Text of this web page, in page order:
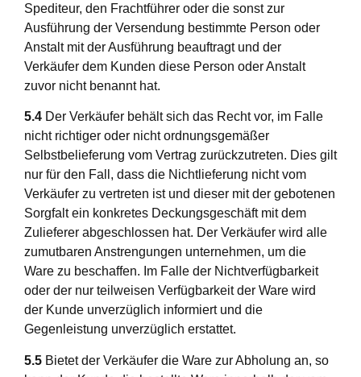
Spediteur, den Frachtführer oder die sonst zur
Ausführung der Versendung bestimmte Person oder
Anstalt mit der Ausführung beauftragt und der
Verkäufer dem Kunden diese Person oder Anstalt
zuvor nicht benannt hat.
5.4 Der Verkäufer behält sich das Recht vor, im Falle
nicht richtiger oder nicht ordnungsgemäßer
Selbstbelieferung vom Vertrag zurückzutreten. Dies gilt
nur für den Fall, dass die Nichtlieferung nicht vom
Verkäufer zu vertreten ist und dieser mit der gebotenen
Sorgfalt ein konkretes Deckungsgeschäft mit dem
Zulieferer abgeschlossen hat. Der Verkäufer wird alle
zumutbaren Anstrengungen unternehmen, um die
Ware zu beschaffen. Im Falle der Nichtverfügbarkeit
oder der nur teilweisen Verfügbarkeit der Ware wird
der Kunde unverzüglich informiert und die
Gegenleistung unverzüglich erstattet.
5.5 Bietet der Verkäufer die Ware zur Abholung an, so